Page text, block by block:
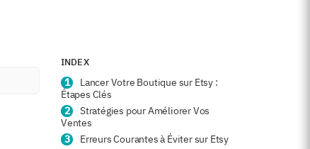
INDEX
Lancer Votre Boutique sur Etsy :
Étapes Clés
Stratégies pour Améliorer Vos
Ventes
Erreurs Courantes à Éviter sur Etsy